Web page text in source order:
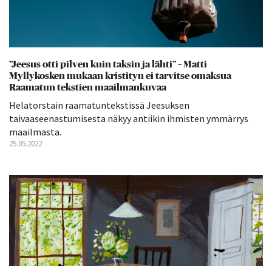
”Jeesus otti pilven kuin taksin ja lähti” – Matti
Myllykosken mukaan kristityn ei tarvitse omaksua
Raamatun tekstien maailmankuvaa
Helatorstain raamatuntekstissä Jeesuksen
taivaaseenastumisesta näkyy antiikin ihmisten ymmärrys
maailmasta.
25.05.2022